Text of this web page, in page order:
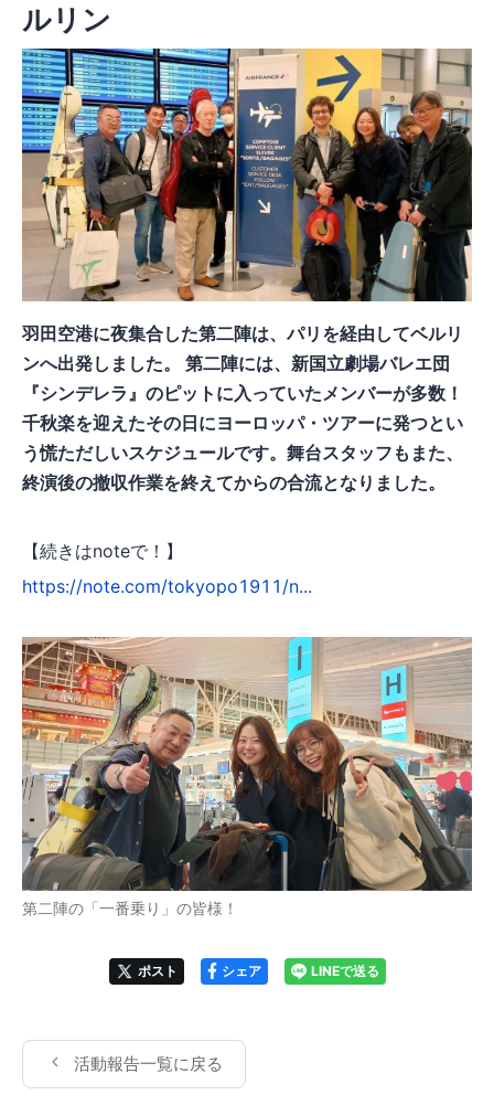
ルリン
羽田空港に夜集合した第二陣は、パリを経由してベルリ
ンへ出発しました。 第二陣には、新国立劇場バレエ団
『シンデレラ』のピットに入っていたメンバーが多数！
千秋楽を迎えたその日にヨーロッパ・ツアーに発つとい
う慌ただしいスケジュールです。舞台スタッフもまた、
終演後の撤収作業を終えてからの合流となりました。
【続きはnoteで！】
https://note.com/tokyopo1911/n...
第二陣の「一番乗り」の皆様！
ポスト シェア LINEで送る
活動報告一覧に戻る